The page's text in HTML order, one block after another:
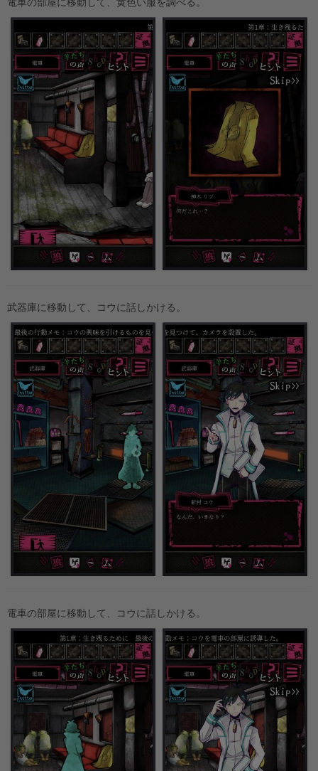
武器庫に移動して、コウに話しかける。
電車の部屋に移動して、コウに話しかける。